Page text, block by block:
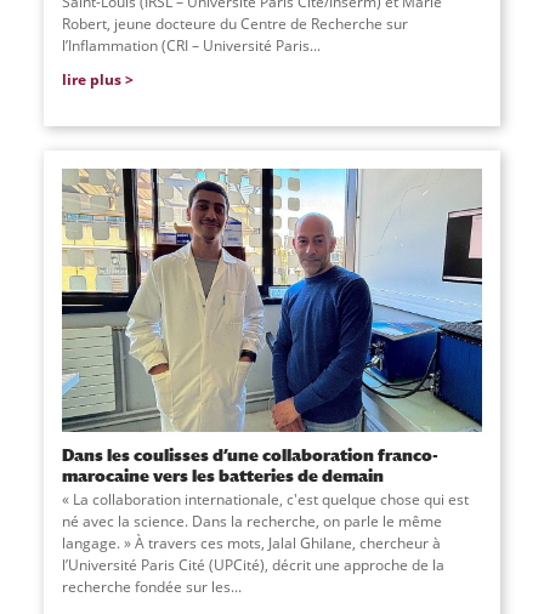
Robert, jeune docteure du Centre de Recherche sur
l’Inflammation (CRI – Université Paris...
lire plus
Dans les coulisses d’une collaboration franco-
marocaine vers les batteries de demain
« La collaboration internationale, c'est quelque chose qui est
né avec la science. Dans la recherche, on parle le même
langage. » À travers ces mots, Jalal Ghilane, chercheur à
l’Université Paris Cité (UPCité), décrit une approche de la
recherche fondée sur les...